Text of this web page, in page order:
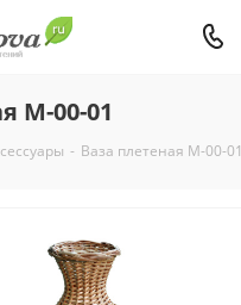
М-00-01
- Ваза плетеная М-00-01